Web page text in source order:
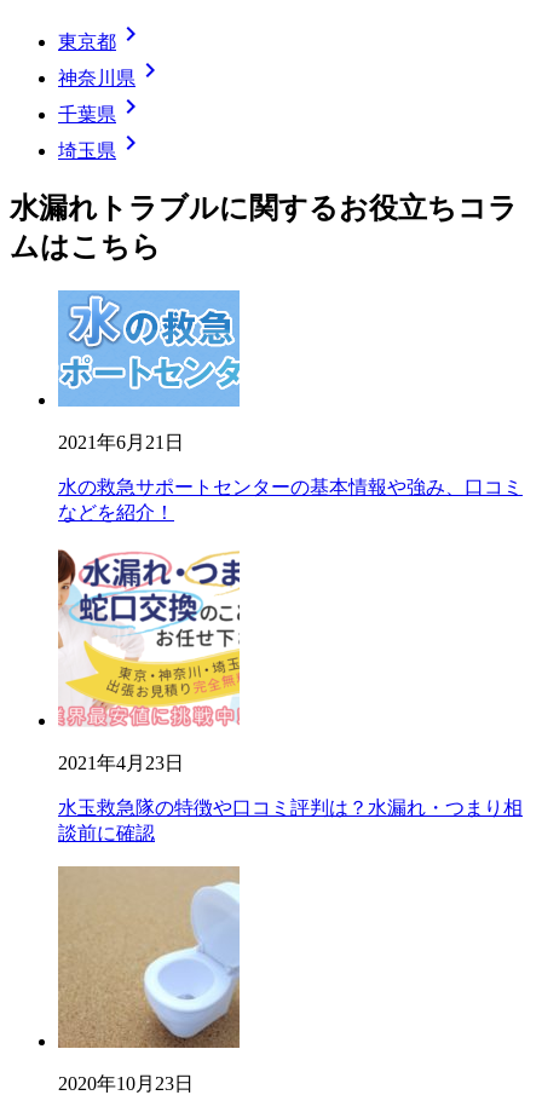
東京都 chevron_right
神奈川県 chevron_right
千葉県 chevron_right
埼玉県 chevron_right
水漏れトラブルに関するお役立ちコラ
ムはこちら
2021年6月21日
水の救急サポートセンターの基本情報や強み、口コミ
などを紹介！
2021年4月23日
水玉救急隊の特徴や口コミ評判は？水漏れ・つまり相
談前に確認
2020年10月23日